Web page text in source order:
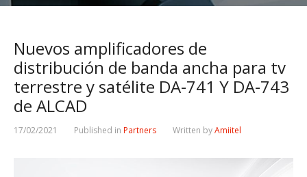
Nuevos amplificadores de
distribución de banda ancha para tv
terrestre y satélite DA-741 Y DA-743
de ALCAD
17/02/2021 Published in Partners Written byAmiitel